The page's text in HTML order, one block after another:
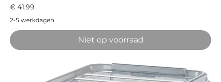
Prijs
€ 41,99
2-5 werkdagen
Niet op voorraad